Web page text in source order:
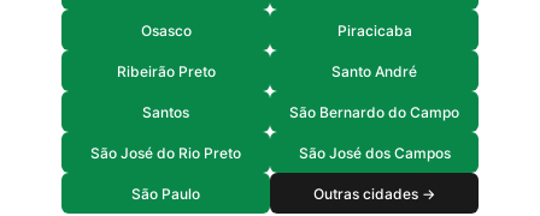
Osasco Piracicaba
Ribeirão Preto Santo André
Santos São Bernardo do Campo
São José do Rio Preto São José dos Campos
São Paulo Outras cidades →